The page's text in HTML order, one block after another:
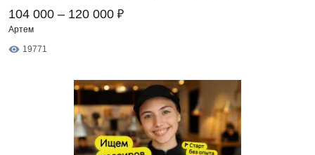
104 000 – 120 000 ₽
Артем
19771